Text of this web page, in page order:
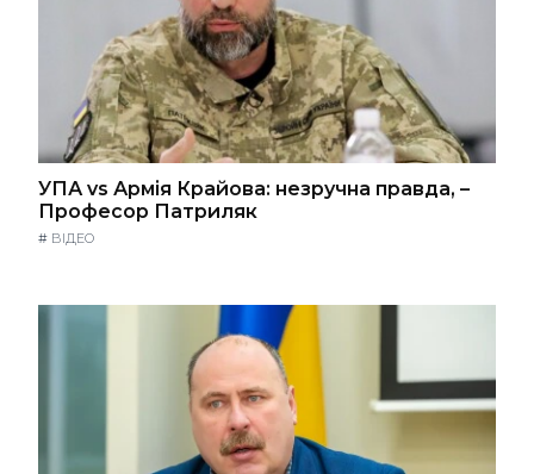
УПА vs Армія Крайова: незручна правда, –
Професор Патриляк
# ВІДЕО